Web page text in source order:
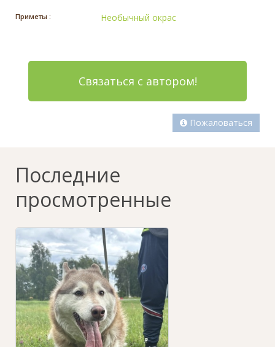
Приметы : Необычный окрас
Связаться с автором!
Пожаловаться
Последние
просмотренные